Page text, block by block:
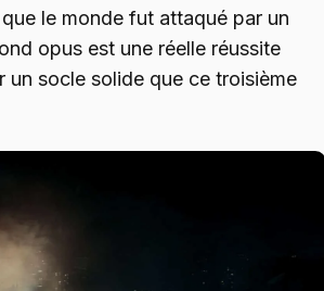
le monde fut attaqué par un
opus est une réelle réussite
un socle solide que ce troisième